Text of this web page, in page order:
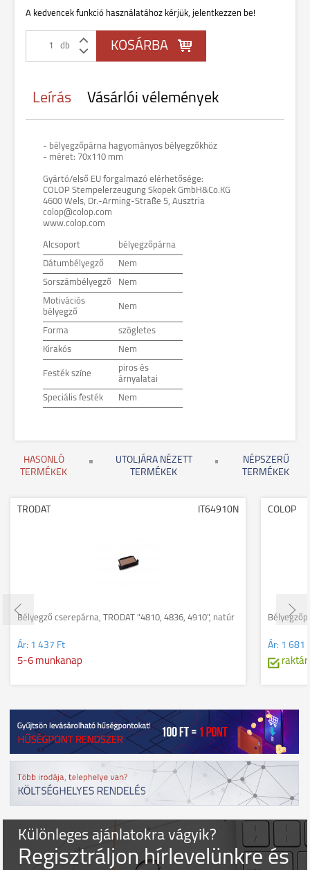
A kedvencek funkció használatához kérjük, jelentkezzen be!
db
Leírás Vásárlói vélemények
- bélyegzőpárna hagyományos bélyegzőkhöz
- méret: 70x110 mm
Gyártó/első EU forgalmazó elérhetősége:
COLOP Stempelerzeugung Skopek GmbH&Co.KG
4600 Wels, Dr.-Arming-Straße 5, Ausztria
colop@colop.com
www.colop.com
Alcsoport bélyegzőpárna
Dátumbélyegző Nem
Sorszámbélyegző Nem
Motivációs
bélyegző
Nem
Forma szögletes
Kirakós Nem
Festék színe
piros és
árnyalatai
Speciális festék Nem
HASONLÓ
TERMÉKEK
UTOLJÁRA NÉZETT
TERMÉKEK
NÉPSZERŰ
TERMÉKEK
TRODAT IT64910N
Bélyegző cserepárna, TRODAT "4810, 4836, 4910", natúr
Ár: 1 437 Ft
5-6 munkanap
COLOP
Ár: 1 681
Különleges ajánlatokra vágyik?
Regisztráljon hírlevelünkre és